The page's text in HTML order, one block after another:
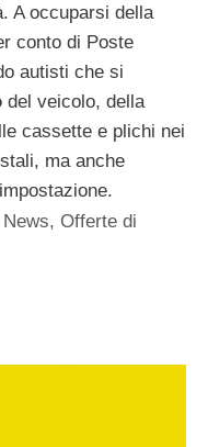
A occuparsi della
conto di Poste
autisti che si
del veicolo, della
cassette e plichi nei
ma anche
News,Offerte di